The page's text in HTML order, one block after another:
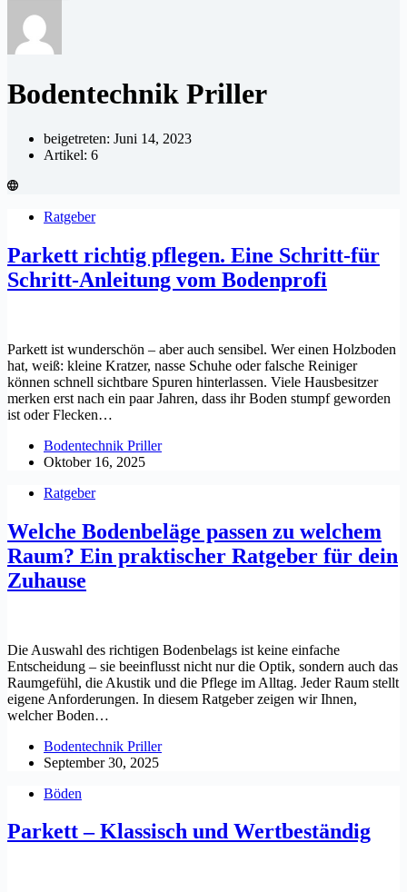
Bodentechnik Priller
beigetreten: Juni 14, 2023
Artikel: 6
Ratgeber
Parkett richtig pflegen. Eine Schritt-für
Schritt-Anleitung vom Bodenprofi
Parkett ist wunderschön – aber auch sensibel. Wer einen Holzboden
hat, weiß: kleine Kratzer, nasse Schuhe oder falsche Reiniger
können schnell sichtbare Spuren hinterlassen. Viele Hausbesitzer
merken erst nach ein paar Jahren, dass ihr Boden stumpf geworden
ist oder Flecken…
Bodentechnik Priller
Oktober 16, 2025
Ratgeber
Welche Bodenbeläge passen zu welchem
Raum? Ein praktischer Ratgeber für dein
Zuhause
Die Auswahl des richtigen Bodenbelags ist keine einfache
Entscheidung – sie beeinflusst nicht nur die Optik, sondern auch das
Raumgefühl, die Akustik und die Pflege im Alltag. Jeder Raum stellt
eigene Anforderungen. In diesem Ratgeber zeigen wir Ihnen,
welcher Boden…
Bodentechnik Priller
September 30, 2025
Böden
Parkett – Klassisch und Wertbeständig